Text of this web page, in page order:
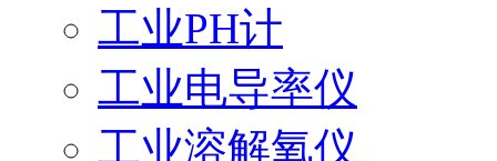
工业PH计
工业电导率仪
工业溶解氧仪